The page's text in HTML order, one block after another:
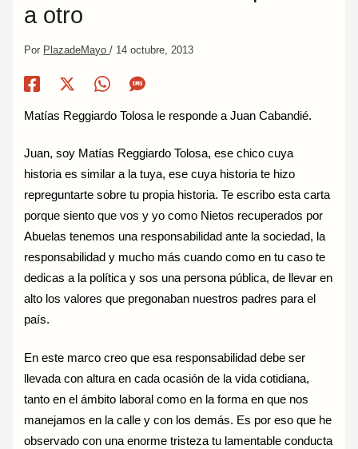
a otro
Por PlazadeMayo/ 14 octubre, 2013
Matías Reggiardo Tolosa le responde a Juan Cabandié.
Juan, soy Matías Reggiardo Tolosa, ese chico cuya
historia es similar a la tuya, ese cuya historia te hizo
repreguntarte sobre tu propia historia. Te escribo esta carta
porque siento que vos y yo como Nietos recuperados por
Abuelas tenemos una responsabilidad ante la sociedad, la
responsabilidad y mucho más cuando como en tu caso te
dedicas a la política y sos una persona pública, de llevar en
alto los valores que pregonaban nuestros padres para el
país.
En este marco creo que esa responsabilidad debe ser
llevada con altura en cada ocasión de la vida cotidiana,
tanto en el ámbito laboral como en la forma en que nos
manejamos en la calle y con los demás. Es por eso que he
observado con una enorme tristeza tu lamentable conducta